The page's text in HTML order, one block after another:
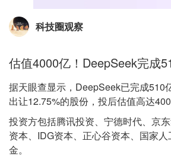
科技圈观察
估值4000亿！DeepSeek完成
据天眼查显示，DeepSeek已完成510
出让12.75%的股份，投后估值高达
投资方包括腾讯投资、宁德时代、京
资本、IDG资本、正心谷资本、国家
金。